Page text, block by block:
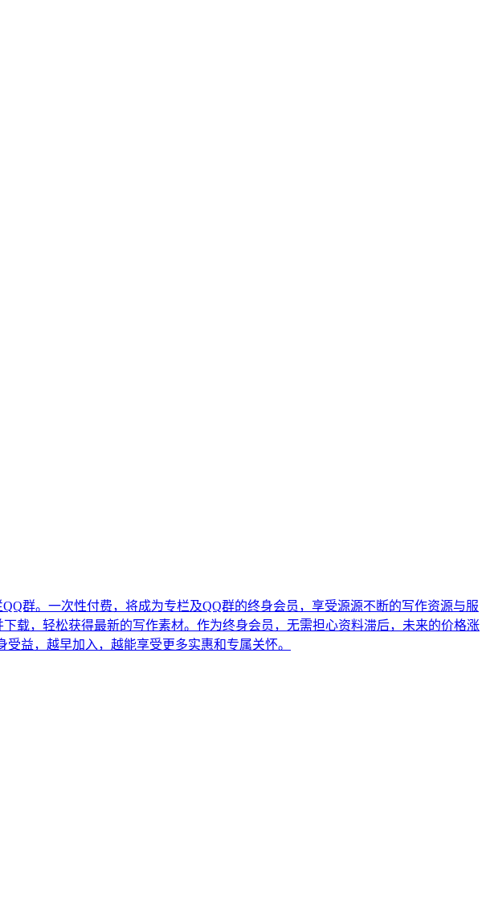
群。一次性付费，将成为专栏及QQ群的终身会员，享受源源不断的写作资源与服
载，轻松获得最新的写作素材。作为终身会员，无需担心资料滞后，未来的价格涨
益，越早加入，越能享受更多实惠和专属关怀。